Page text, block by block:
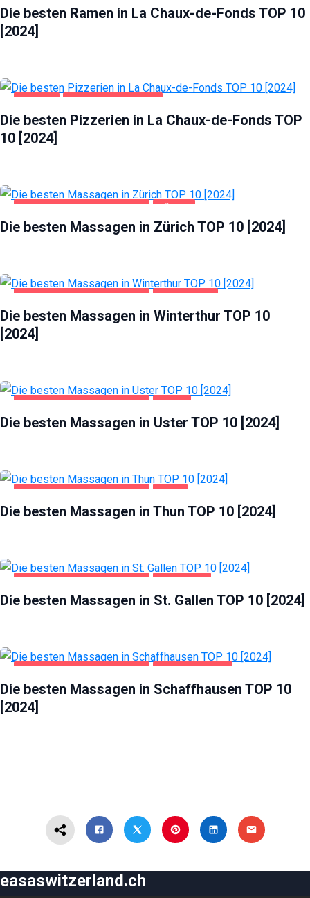
Die besten Ramen in La Chaux-de-Fonds TOP 10
[2024]
GASTRO LA CHAUX-DE-FONDS
Die besten Pizzerien in La Chaux-de-Fonds TOP
10 [2024]
FREIZEIT UND UNTERHALTUNG ZÜRICH
Die besten Massagen in Zürich TOP 10 [2024]
FREIZEIT UND UNTERHALTUNG WINTERTHUR
Die besten Massagen in Winterthur TOP 10
[2024]
FREIZEIT UND UNTERHALTUNG USTER
Die besten Massagen in Uster TOP 10 [2024]
FREIZEIT UND UNTERHALTUNG THUN
Die besten Massagen in Thun TOP 10 [2024]
FREIZEIT UND UNTERHALTUNG ST. GALLEN
Die besten Massagen in St. Gallen TOP 10 [2024]
FREIZEIT UND UNTERHALTUNG SCHAFFHAUSEN
Die besten Massagen in Schaffhausen TOP 10
[2024]
easaswitzerland.ch